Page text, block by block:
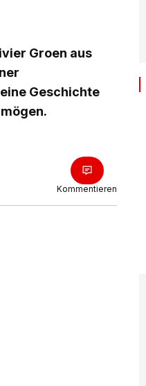
Groen aus
Geschichte
Kommentieren